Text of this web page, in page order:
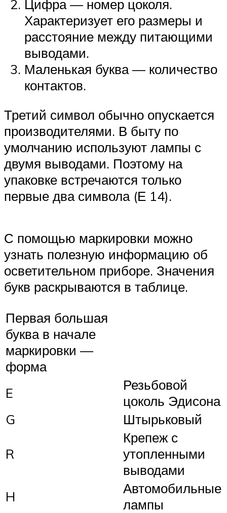
Цифра — номер цоколя.
Характеризует его размеры и
расстояние между питающими
выводами.
Маленькая буква — количество
контактов.
Третий символ обычно опускается
производителями. В быту по
умолчанию используют лампы с
двумя выводами. Поэтому на
упаковке встречаются только
первые два символа (Е 14).
С помощью маркировки можно
узнать полезную информацию об
осветительном приборе. Значения
букв раскрываются в таблице.
Первая большая
буква в начале
маркировки —
форма
E
Резьбовой
цоколь Эдисона
G
Штырьковый
R
Крепеж с
утопленными
выводами
H
Автомобильные
лампы